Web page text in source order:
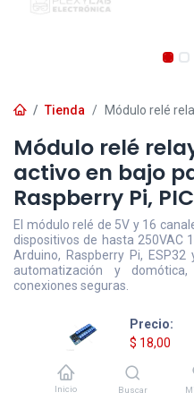
Precio:
$ 18,00
Inicio Buscar
Tienda Módulo relé
Módulo relé
activo en bajo
Raspberry Pi, PIC
El módulo relé de 5V y 16
dispositivos de hasta 250VAC
Arduino, Raspberry Pi,
automatización y
conexiones seguras.
18,00$
Disponible Efectivo/
Precio exclusivo sitio web